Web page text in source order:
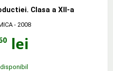
Clasa a XII-a
- 2008
lei